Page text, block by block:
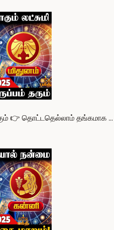
👉 தொட்டதெல்லாம் தங்கமாக …